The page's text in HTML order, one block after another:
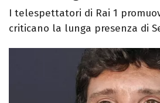
I telespettatori di Rai 1
criticano la lunga presenza di